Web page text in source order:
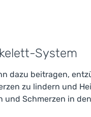
System
dazu beitragen,
zu lindern und
und Schmerzen in